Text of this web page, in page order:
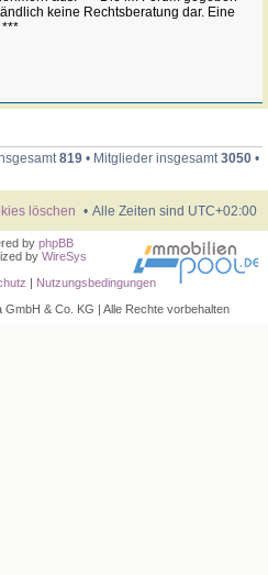
keine Rechtsberatung dar. Eine
***
819 • Mitglieder insgesamt3050 •
Alle Zeiten sind UTC+02:00
löschen
by phpBB
by WireSys
| Nutzungsbedingungen
& Co. KG | Alle Rechte vorbehalten